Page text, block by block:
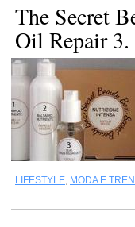
The Secret
Oil Repair 3.
LIFESTYLE, MODA E